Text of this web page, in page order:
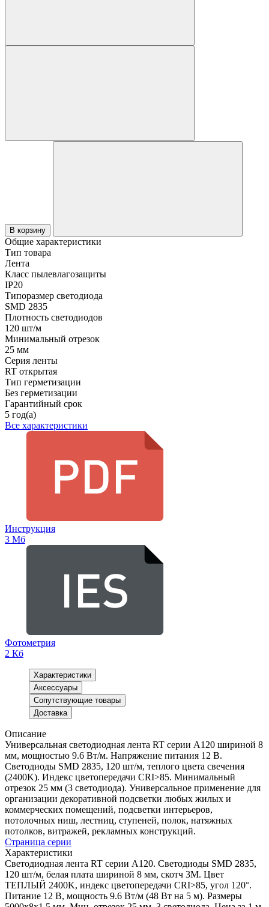
В корзину
Общие характеристики
Тип товара
Лента
Класс пылевлагозащиты
IP20
Типоразмер светодиода
SMD 2835
Плотность светодиодов
120 шт/м
Минимальный отрезок
25 мм
Серия ленты
RT открытая
Тип герметизации
Без герметизации
Гарантийный срок
5 год(а)
Все характеристики
Инструкция
3 Мб
Фотометрия
2 Кб
Характеристики
Аксессуары
Сопутствующие товары
Доставка
Описание
Универсальная светодиодная лента RT серии A120 шириной 8
мм, мощностью 9.6 Вт/м. Напряжение питания 12 В.
Светодиоды SMD 2835, 120 шт/м, теплого цвета свечения
(2400K). Индекс цветопередачи CRI>85. Минимальный
отрезок 25 мм (3 светодиода). Универсальное применение для
организации декоративной подсветки любых жилых и
коммерческих помещений, подсветки интерьеров,
потолочных ниш, лестниц, ступеней, полок, натяжных
потолков, витражей, рекламных конструкций.
Страница серии
Характеристики
Светодиодная лента RT серии A120. Светодиоды SMD 2835,
120 шт/м, белая плата шириной 8 мм, скотч 3M. Цвет
ТЕПЛЫЙ 2400K, индекс цветопередачи CRI>85, угол 120°.
Питание 12 В, мощность 9.6 Вт/м (48 Вт на 5 м). Размеры